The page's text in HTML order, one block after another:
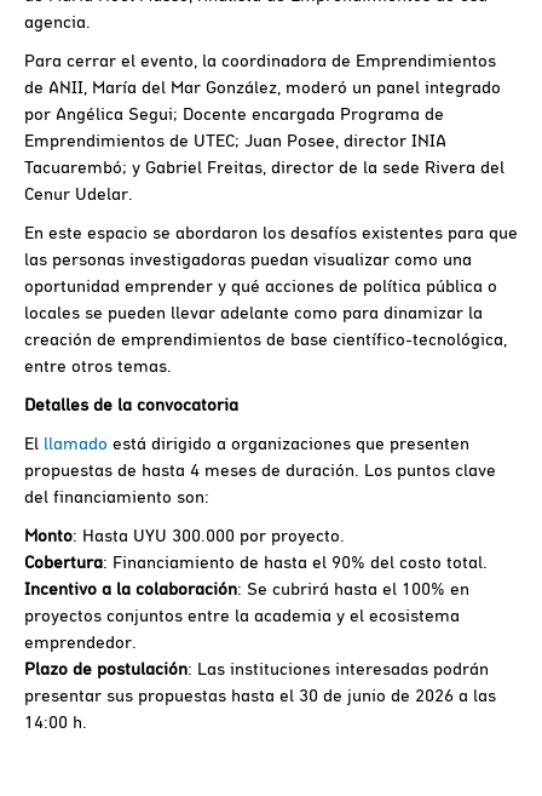
agencia.
Para cerrar el evento, la coordinadora de Emprendimientos
de ANII, María del Mar González, moderó un panel integrado
por Angélica Segui; Docente encargada Programa de
Emprendimientos de UTEC; Juan Posee, director INIA
Tacuarembó; y Gabriel Freitas, director de la sede Rivera del
Cenur Udelar.
En este espacio se abordaron los desafíos existentes para que
las personas investigadoras puedan visualizar como una
oportunidad emprender y qué acciones de política pública o
locales se pueden llevar adelante como para dinamizar la
creación de emprendimientos de base científico-tecnológica,
entre otros temas.
Detalles de la convocatoria
El llamado está dirigido a organizaciones que presenten
propuestas de hasta 4 meses de duración. Los puntos clave
del financiamiento son:
Monto: Hasta UYU 300.000 por proyecto.
Cobertura: Financiamiento de hasta el 90% del costo total.
Incentivo a la colaboración: Se cubrirá hasta el 100% en
proyectos conjuntos entre la academia y el ecosistema
emprendedor.
Plazo de postulación: Las instituciones interesadas podrán
presentar sus propuestas hasta el 30 de junio de 2026 a las
14:00 h.